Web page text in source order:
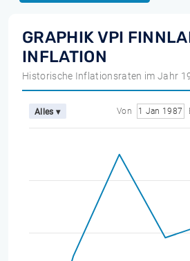
GRAPHIK VPI
INFLATION
Historische Inflationsraten im Jahr
Alles ▾ Von 1 Jan 1987